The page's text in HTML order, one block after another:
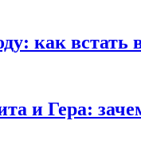
как встать
и Гера: